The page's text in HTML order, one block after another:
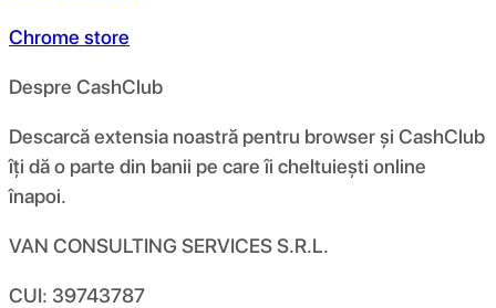
Chrome store
Despre CashClub
Descarcă extensia noastră pentru browser și CashClub
îți dă o parte din banii pe care îi cheltuiești online
înapoi.
VAN CONSULTING SERVICES S.R.L.
CUI: 39743787